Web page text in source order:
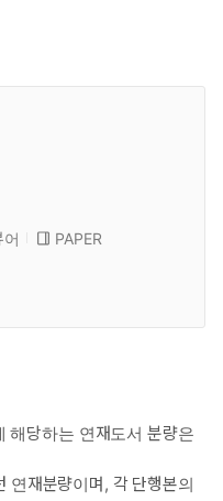
어
PAPER
해당하는 연재도서 분량은
연재분량이며, 각 단행본의